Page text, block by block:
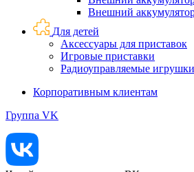
Внешний
Для детей
Аксессуары для приставок
Игровые приставки
Радиоуправляемые игрушки
Корпоративным клиентам
Группа VK